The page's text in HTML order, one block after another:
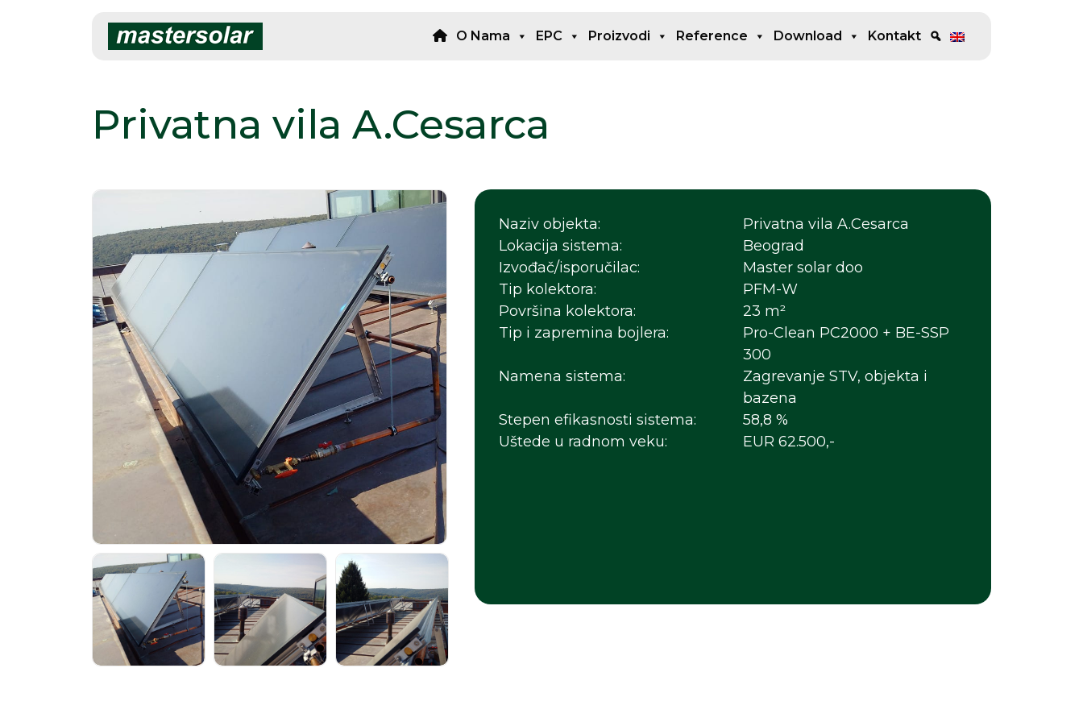
O Nama EPC Proizvodi Reference Download Kontakt
Privatna vila A.Cesarca
Naziv objekta:
Privatna vila A.Cesarca
Lokacija sistema:
Beograd
Izvođač/isporučilac:
Master solar doo
Tip kolektora:
PFM-W
Površina kolektora:
23 m²
Tip i zapremina bojlera:
Pro-Clean PC2000 + BE-SSP
300
Namena sistema:
Zagrevanje STV, objekta i
bazena
Stepen efikasnosti sistema:
58,8 %
Uštede u radnom veku:
EUR 62.500,-